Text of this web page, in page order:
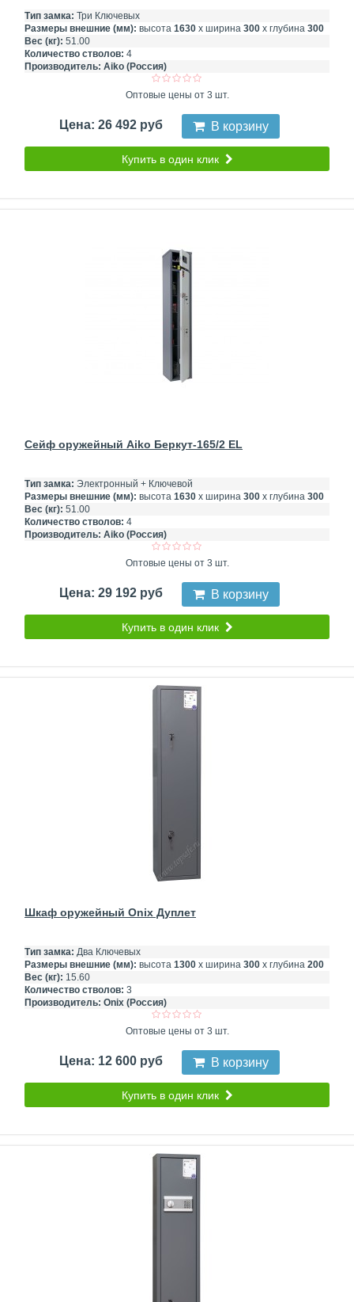
Тип замка: Три Ключевых
Размеры внешние (мм): высота 1630 х ширина 300 х глубина 300
Вес (кг): 51.00
Количество стволов: 4
Производитель: Aiko (Россия)
Оптовые цены от 3 шт.
Цена: 26 492 руб В корзину
Купить в один клик
Сейф оружейный Aiko Беркут-165/2 EL
Тип замка: Электронный + Ключевой
Размеры внешние (мм): высота 1630 х ширина 300 х глубина 300
Вес (кг): 51.00
Количество стволов: 4
Производитель: Aiko (Россия)
Оптовые цены от 3 шт.
Цена: 29 192 руб В корзину
Купить в один клик
Шкаф оружейный Onix Дуплет
Тип замка: Два Ключевых
Размеры внешние (мм): высота 1300 х ширина 300 х глубина 200
Вес (кг): 15.60
Количество стволов: 3
Производитель: Onix (Россия)
Оптовые цены от 3 шт.
Цена: 12 600 руб В корзину
Купить в один клик